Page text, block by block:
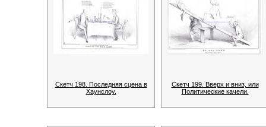
Скетч 198. Последняя сцена в
Хаунслоу.
Скетч 199. Вверх и вниз, или
Политические качели.